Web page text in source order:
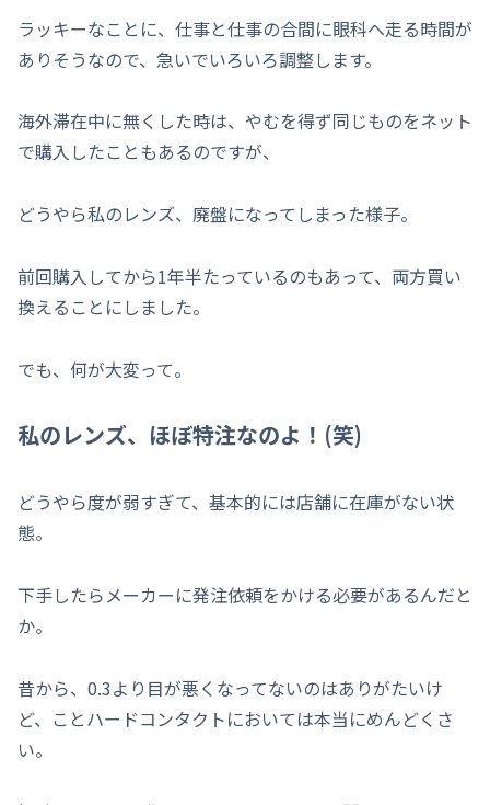
ラッキーなことに、仕事と仕事の合間に眼科へ走る時間が
ありそうなので、急いでいろいろ調整します。
海外滞在中に無くした時は、やむを得ず同じものをネット
で購入したこともあるのですが、
どうやら私のレンズ、廃盤になってしまった様子。
前回購入してから1年半たっているのもあって、両方買い
換えることにしました。
でも、何が大変って。
私のレンズ、ほぼ特注なのよ！(笑)
どうやら度が弱すぎて、基本的には店舗に在庫がない状
態。
下手したらメーカーに発注依頼をかける必要があるんだと
か。
昔から、0.3より目が悪くなってないのはありがたいけ
ど、ことハードコンタクトにおいては本当にめんどくさ
い。